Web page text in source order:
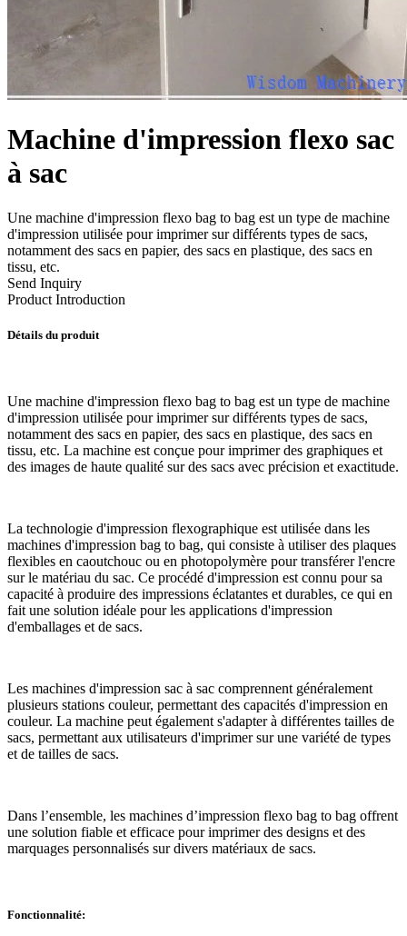
Machine d'impression flexo sac
à sac
Une machine d'impression flexo bag to bag est un type de machine
d'impression utilisée pour imprimer sur différents types de sacs,
notamment des sacs en papier, des sacs en plastique, des sacs en
tissu, etc.
Send Inquiry
Product Introduction
Détails du produit
Une machine d'impression flexo bag to bag est un type de machine
d'impression utilisée pour imprimer sur différents types de sacs,
notamment des sacs en papier, des sacs en plastique, des sacs en
tissu, etc. La machine est conçue pour imprimer des graphiques et
des images de haute qualité sur des sacs avec précision et exactitude.
La technologie d'impression flexographique est utilisée dans les
machines d'impression bag to bag, qui consiste à utiliser des plaques
flexibles en caoutchouc ou en photopolymère pour transférer l'encre
sur le matériau du sac. Ce procédé d'impression est connu pour sa
capacité à produire des impressions éclatantes et durables, ce qui en
fait une solution idéale pour les applications d'impression
d'emballages et de sacs.
Les machines d'impression sac à sac comprennent généralement
plusieurs stations couleur, permettant des capacités d'impression en
couleur. La machine peut également s'adapter à différentes tailles de
sacs, permettant aux utilisateurs d'imprimer sur une variété de types
et de tailles de sacs.
Dans l’ensemble, les machines d’impression flexo bag to bag offrent
une solution fiable et efficace pour imprimer des designs et des
marquages ​​personnalisés sur divers matériaux de sacs.
Fonctionnalité: